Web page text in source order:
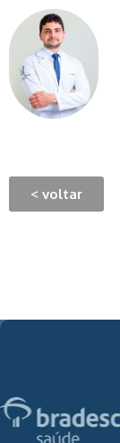
< voltar